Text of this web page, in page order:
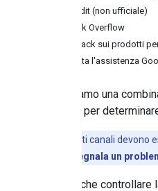
Reddit (non ufficiale)
Stack Overflow
Feedback sui prodotti
Contatta l'assistenza
Utilizziamo una
seguito per
questi canali devono
Segnala un
Puoi anche controllare